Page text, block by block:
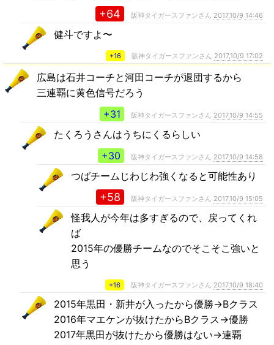
+64 阪神タイガースファンさん 2017,10/9 14:46
健斗ですよ〜
+16 阪神タイガースファンさん 2017,10/9 17:02
広島は石井コーチと河田コーチが退団するから
三連覇に黄色信号だろう
+31
阪神タイガースファンさん 2017,10/9 14:55
たくろうさんはうちにくるらしい
+30
阪神タイガースファンさん 2017,10/9 14:58
つばチームじわじわ強くなると可能性あり
+58 阪神タイガースファンさん 2017,10/9 15:05
怪我人が今年は多すぎるので、戻ってくれ
ば
2015年の優勝チームなのでそこそこ強いと
思う
+16 阪神タイガースファンさん 2017,10/9 18:40
2015年黒田・新井が入ったから優勝→Bクラス
2016年マエケンが抜けたからBクラス→優勝
2017年黒田が抜けたから優勝はない→連覇